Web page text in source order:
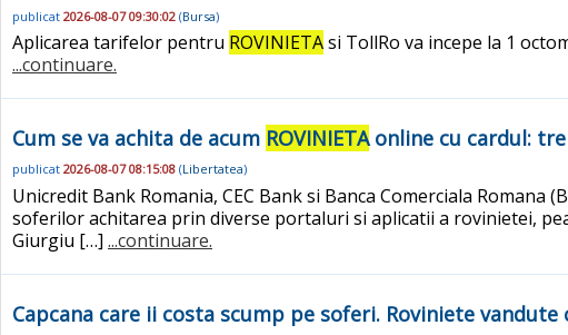
publicat 2026-08-07 09:30:02 (Bursa)
Aplicarea tarifelor pentru ROVINIETAsi TollRo va incepe la 1
...continuare.
Cum se va achita de acum ROVINIETAonline cu cardul:
publicat 2026-08-07 08:15:08 (Libertatea)
Unicredit Bank Romania, CEC Bank si Banca Comerciala
soferilor achitarea prin diverse portaluri si aplicatii a rovinietei,
Giurgiu […] ...continuare.
Capcana care ii costa scump pe soferi. Roviniete